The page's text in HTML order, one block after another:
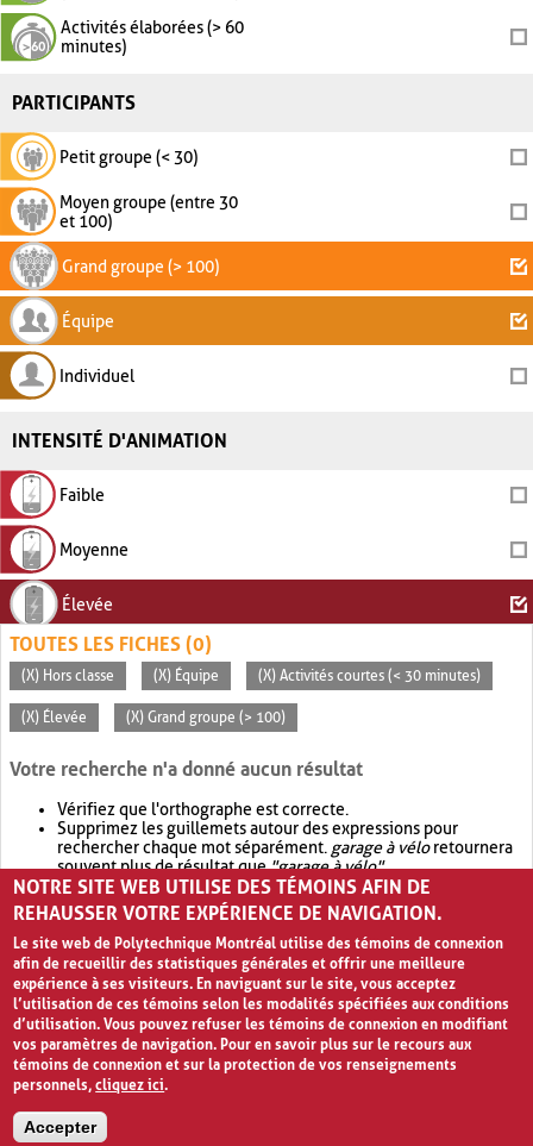
Activités élaborées (> 60
minutes)
PARTICIPANTS
Petit groupe (< 30)
Moyen groupe (entre 30
et 100)
Grand groupe (> 100)
Équipe
Individuel
INTENSITÉ D'ANIMATION
Faible
Moyenne
Élevée
TOUTES LES FICHES (0)
(X) Hors classe (X) Équipe (X) Activités courtes (< 30 minutes)
(X) Élevée (X) Grand groupe (> 100)
Votre recherche n'a donné aucun résultat
Vérifiez que l'orthographe est correcte.
Supprimez les guillemets autour des expressions pour
rechercher chaque mot séparément. garage à véloretournera
souvent plus de résultat que"garage à vélo".
Envisagez d'élargir votre recherche avec OR.garage OR vélo
retournera souvent plus de résultat quegarage à vélo
NOTRE SITE WEB UTILISE DES TÉMOINS AFIN DE
REHAUSSER VOTRE EXPÉRIENCE DE NAVIGATION.
Le site web de Polytechnique Montréal utilise des témoins de connexion
afin de recueillir des statistiques générales et offrir une meilleure
expérience à ses visiteurs. En naviguant sur le site, vous acceptez
l’utilisation de ces témoins selon les modalités spécifiées aux conditions
d’utilisation. Vous pouvez refuser les témoins de connexion en modifiant
vos paramètres de navigation. Pour en savoir plus sur le recours aux
témoins de connexion et sur la protection de vos renseignements
personnels,cliquez ici.
Accepter